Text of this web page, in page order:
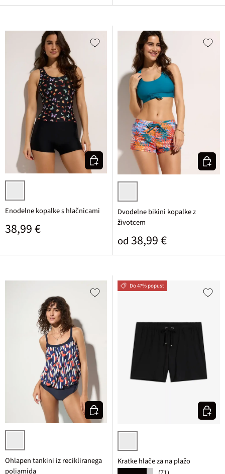
črna potiskana
Enodelne kopalke s hlačnicami
Običajna cena
38,99 €
Izberi varianto
petrolejska/pisana potiskana
Dvodelne bikini kopalke z
životcem
Običajna cena
od 38,99 €
Izberi
temno modra potiskana
Ohlapen tankini iz recikliranega
poliamida
Izberi varianto
Do 47% popust
črna
Kratke hlače za na plažo
Izberi